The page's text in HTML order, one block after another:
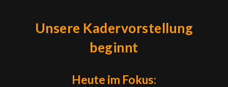
Unsere Kadervorstellung
beginnt
Heute im Fokus: